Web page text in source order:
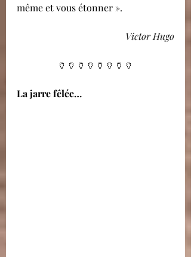
même et vous étonner ».
Victor Hugo
🏺🏺🏺🏺🏺🏺🏺🏺
La jarre fêlée…